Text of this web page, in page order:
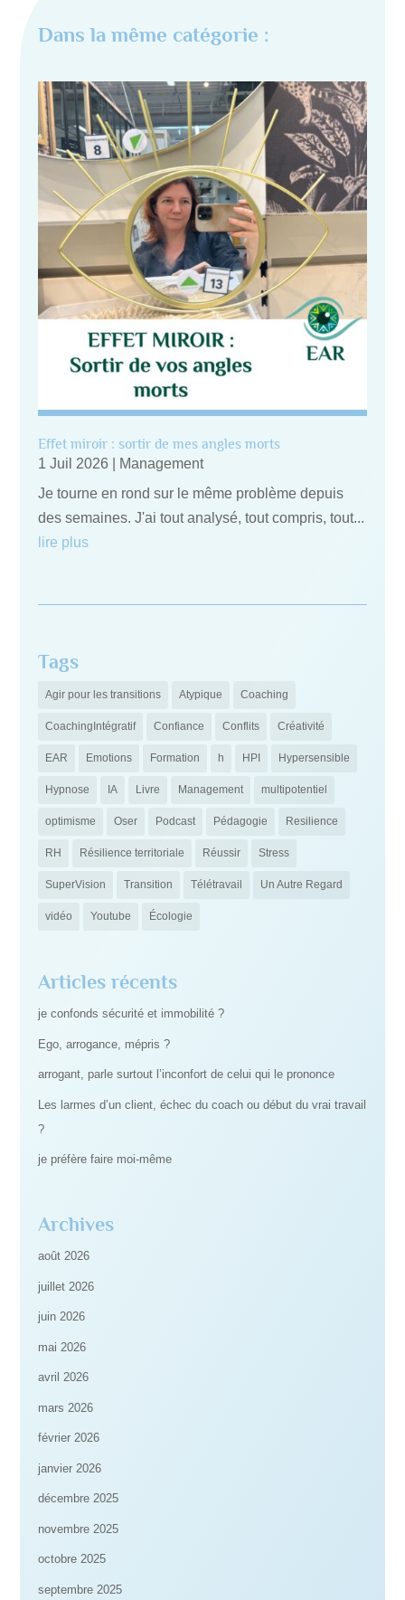
Dans la même catégorie :
Effet miroir : sortir de mes angles morts
1 Juil 2026
Management
Je tourne en rond sur le même problème depuis
des semaines. J'ai tout analysé, tout compris, tout...
lire plus
Tags
Agir pour les transitions Atypique Coaching
CoachingIntégratif Confiance Conflits Créativité
EAR Emotions Formation h HPI Hypersensible
Hypnose IA Livre Management multipotentiel
optimisme Oser Podcast Pédagogie Resilience
RH Résilience territoriale Réussir Stress
SuperVision Transition Télétravail Un Autre Regard
vidéo Youtube Écologie
Articles récents
je confonds sécurité et immobilité ?
Ego, arrogance, mépris ?
arrogant, parle surtout l’inconfort de celui qui le prononce
Les larmes d’un client, échec du coach ou début du vrai travail
?
je préfère faire moi-même
Archives
août 2026
juillet 2026
juin 2026
mai 2026
avril 2026
mars 2026
février 2026
janvier 2026
décembre 2025
novembre 2025
octobre 2025
septembre 2025